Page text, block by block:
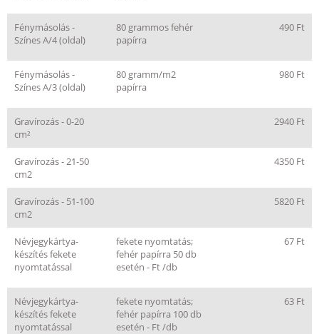
Fénymásolás -
Színes A/4 (oldal)
80 grammos fehér
papírra
490 Ft
Fénymásolás -
Színes A/3 (oldal)
80 gramm/m2
papírra
980 Ft
Gravírozás - 0-20
cm²
2940 Ft
Gravírozás - 21-50
cm2
4350 Ft
Gravírozás - 51-100
cm2
5820 Ft
Névjegykártya-
készítés fekete
nyomtatással
fekete nyomtatás;
fehér papírra 50 db
esetén - Ft /db
67 Ft
Névjegykártya-
készítés fekete
nyomtatással
fekete nyomtatás;
fehér papírra 100 db
esetén - Ft /db
63 Ft